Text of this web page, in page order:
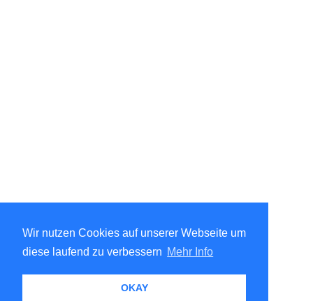
Wir nutzen Cookies auf unserer Webseite um
diese laufend zu verbessern Mehr Info
OKAY